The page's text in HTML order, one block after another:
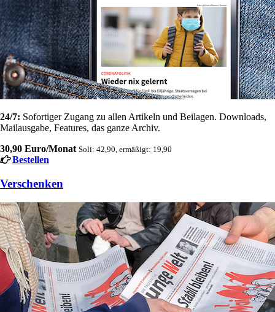
24/7: Sofortiger Zugang zu allen Artikeln und Beilagen. Downloads,
Mailausgabe, Features, das ganze Archiv.
30,90 Euro/Monat Soli: 42,90, ermäßigt: 19,90
Bestellen
Verschenken